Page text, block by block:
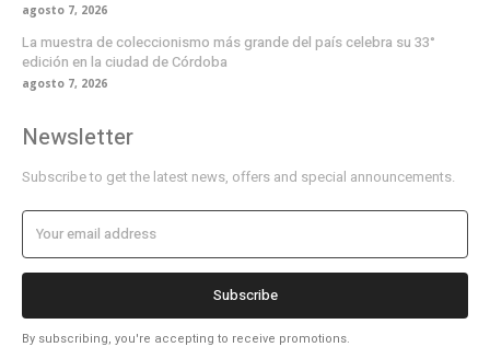
agosto 7, 2026
La muestra de coleccionismo más grande del país celebra su 33°
edición en la ciudad de Córdoba
agosto 7, 2026
Newsletter
Subscribe to get the latest news, offers and special announcements.
Subscribe
By subscribing, you're accepting to receive promotions.